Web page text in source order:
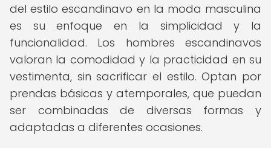
del estilo escandinavo en la moda masculina
es su enfoque en la simplicidad y la
funcionalidad. Los hombres escandinavos
valoran la comodidad y la practicidad en su
vestimenta, sin sacrificar el estilo. Optan por
prendas básicas y atemporales, que puedan
ser combinadas de diversas formas y
adaptadas a diferentes ocasiones.